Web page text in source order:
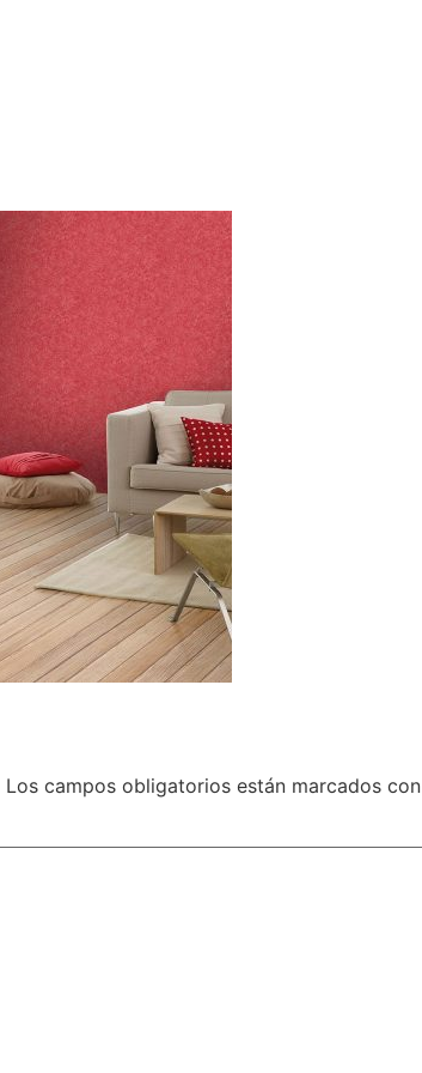
Los campos obligatorios están marcados con